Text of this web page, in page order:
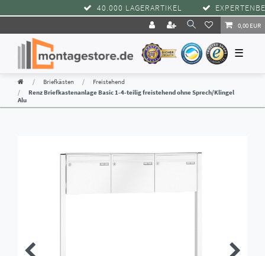
40.000 LAGERARTIKEL
0,00 EUR
☰
Briefkästen
Freistehend
Renz Briefkastenanlage Basic 1-4-teilig freistehend ohne Sprech/Klingel
Alu